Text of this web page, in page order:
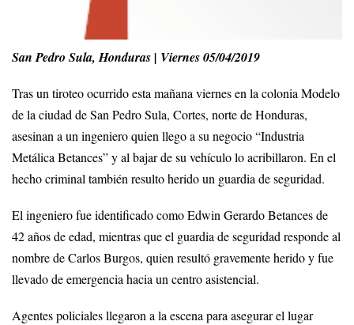
San Pedro Sula, Honduras | Viernes 05/04/2019
Tras un tiroteo ocurrido esta mañana viernes en la colonia Modelo
de la ciudad de San Pedro Sula, Cortes, norte de Honduras,
asesinan a un ingeniero quien llego a su negocio “Industria
Metálica Betances” y al bajar de su vehículo lo acribillaron. En el
hecho criminal también resulto herido un guardia de seguridad.
El ingeniero fue identificado como Edwin Gerardo Betances de
42 años de edad, mientras que el guardia de seguridad responde al
nombre de Carlos Burgos, quien resultó gravemente herido y fue
llevado de emergencia hacia un centro asistencial.
Agentes policiales llegaron a la escena para asegurar el lugar